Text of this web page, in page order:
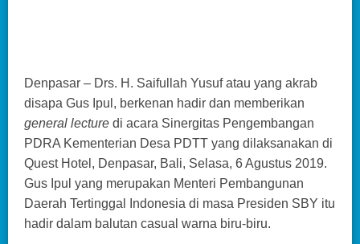
Denpasar – Drs. H. Saifullah Yusuf atau yang akrab
disapa Gus Ipul, berkenan hadir dan memberikan
general lecture di acara Sinergitas Pengembangan
PDRA Kementerian Desa PDTT yang dilaksanakan di
Quest Hotel, Denpasar, Bali, Selasa, 6 Agustus 2019.
Gus Ipul yang merupakan Menteri Pembangunan
Daerah Tertinggal Indonesia di masa Presiden SBY itu
hadir dalam balutan casual warna biru-biru.